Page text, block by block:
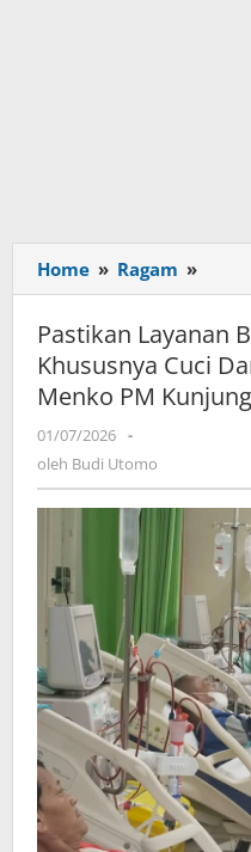
Home » Ragam »
BPJS
Cuci
PM
RSUD
Pastikan Layanan
Khususnya Cuci
Menko PM
01/07/2026 oleh
Budi
-
oleh Budi Utomo